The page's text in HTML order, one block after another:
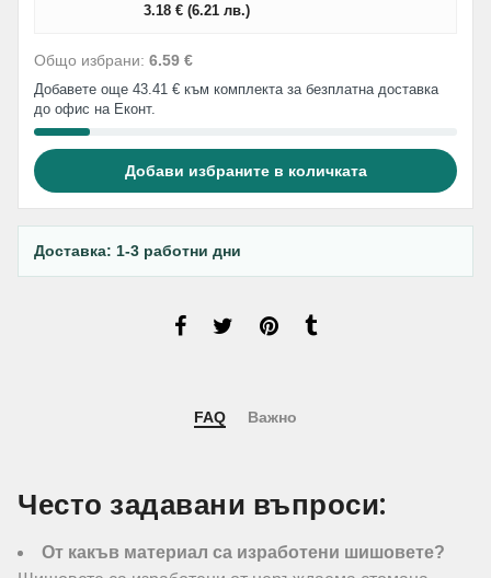
3.18 € (6.21 лв.)
Общо избрани: 6.59 €
Добавете още 43.41 € към комплекта за безплатна доставка
до офис на Еконт.
Добави избраните в количката
Доставка: 1-3 работни дни
FAQ Важно
Често задавани въпроси:
От какъв материал са изработени шишовете?